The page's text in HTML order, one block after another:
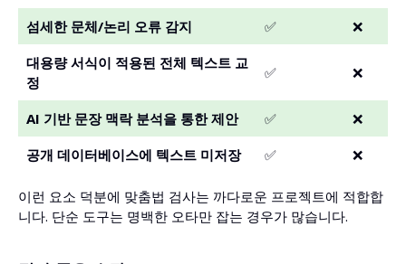
섬세한 문체/논리 오류 감지 ✅
❌
대용량 서식이 적용된 전체 텍스트 교
정
✅ ❌
AI 기반 문장 맥락 분석을 통한 제안 ✅
❌
공개 데이터베이스에 텍스트 미저장
✅ ❌
이런 요소 덕분에 맞춤법 검사는 까다로운 프로젝트에 적합합
니다. 단순 도구는 명백한 오타만 잡는 경우가 많습니다.